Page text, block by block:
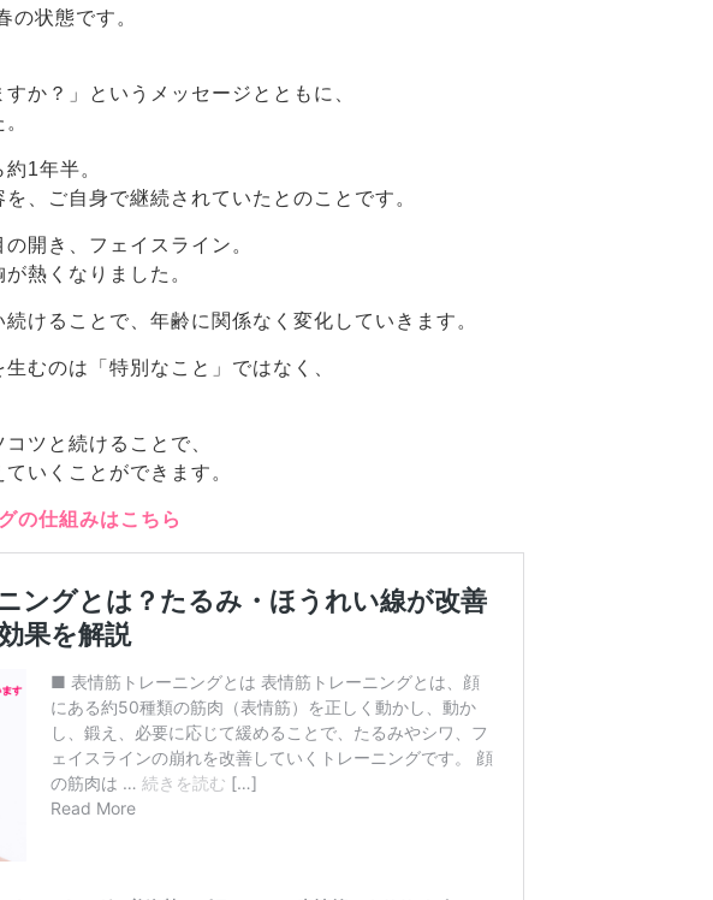
の状態です。
すか？」というメッセージとともに、
1年半。
、ご自身で継続されていたとのことです。
開き、フェイスライン。
熱くなりました。
けることで、年齢に関係なく変化していきます。
むのは「特別なこと」ではなく、
ツと続けることで、
いくことができます。
の仕組みはこちら